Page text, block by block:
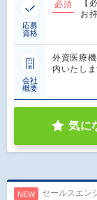
応募
資格
必須
【
お
会社
概要
外資医療
内いたしま
気に
NEW セールスエン